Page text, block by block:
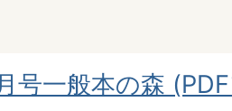
号一般本の森